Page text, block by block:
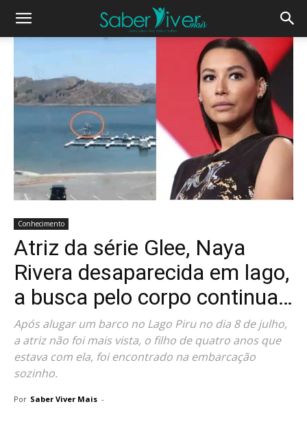
Conhecimento
Atriz da série Glee, Naya
Rivera desaparecida em lago,
a busca pelo corpo continua…
Após alugar um barco no Lago Piru no dia 8 de julho,
a atriz não foi mais vista, o filho de quatro anos que
estava com ela, foi encontrado na embarcação
sozinho.
Por Saber Viver Mais -